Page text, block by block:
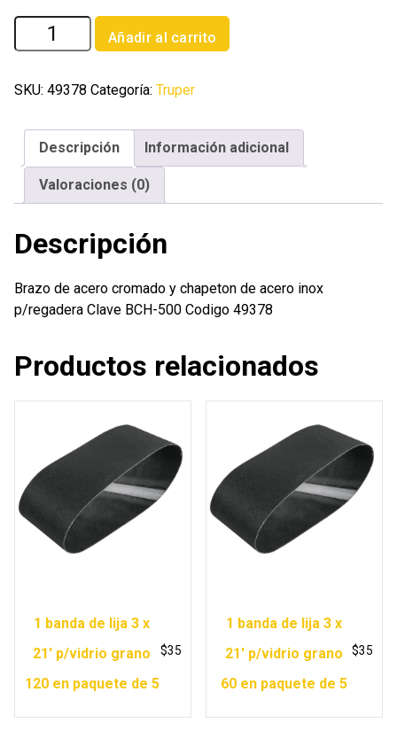
Brazo
de
cromado
chapeton
acero
cantidad
Añadir al carrito
SKU: 49378 Categoría: Truper
Descripción Información adicional
Valoraciones (0)
Descripción
Brazo de acero cromado y chapeton de acero inox
p/regadera Clave BCH-500 Codigo 49378
Productos relacionados
1 banda de lija 3 x
21′ p/vidrio grano
120 en paquete de 5
$35
1 banda de lija 3 x
21′ p/vidrio grano
60 en paquete de 5
$35